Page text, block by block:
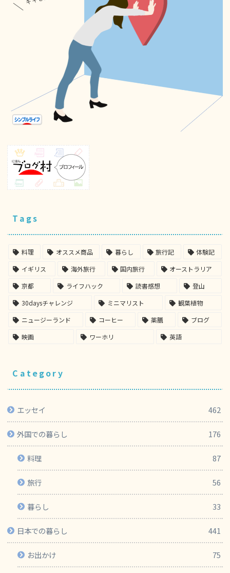
Tags
料理 オススメ商品 暮らし 旅行記
体験記
イギリス
海外旅行 国内旅行
オーストラリア
京都
ライフハック 読書感想
登山
30daysチャレンジ
ミニマリスト
観葉植物
ニュージーランド
コーヒー 薬膳
ブログ
映画
ワーホリ 英語
Category
エッセイ 462
外国での暮らし 176
料理 87
旅行 56
暮らし 33
日本での暮らし 441
お出かけ 75